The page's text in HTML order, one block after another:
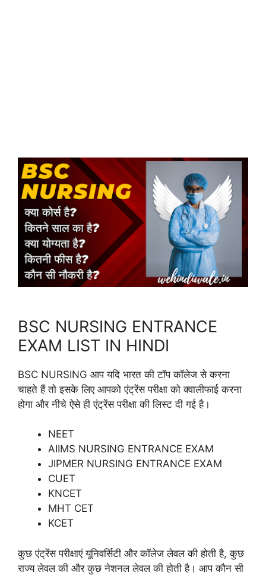
BSC NURSING ENTRANCE
EXAM LIST IN HINDI
BSC NURSING आप यदि भारत की टॉप कॉलेज से करना
चाहते हैं तो इसके लिए आपको एंट्रेंस परीक्षा को क्वालीफाई करना
होगा और नीचे ऐसे ही एंट्रेंस परीक्षा की लिस्ट दी गई है।
NEET
AIIMS NURSING ENTRANCE EXAM
JIPMER NURSING ENTRANCE EXAM
CUET
KNCET
MHT CET
KCET
कुछ एंट्रेंस परीक्षाएं यूनिवर्सिटी और कॉलेज लेवल की होती है, कुछ
राज्य लेवल की और कुछ नेशनल लेवल की होती है। आप कौन सी